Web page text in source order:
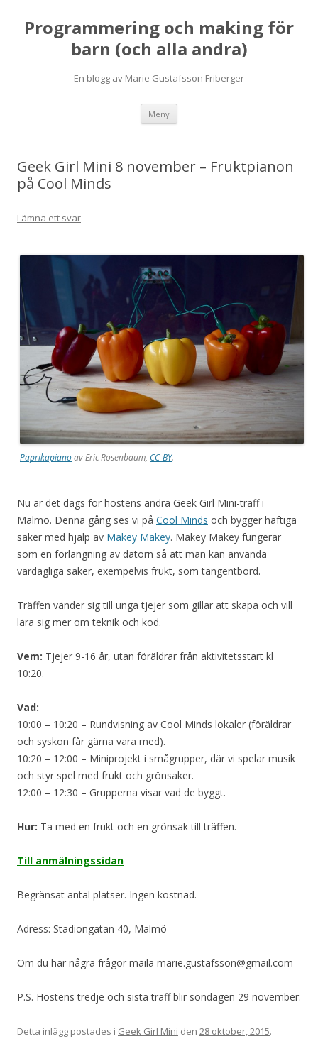
Programmering och making för
barn (och alla andra)
En blogg av Marie Gustafsson Friberger
Meny
Geek Girl Mini 8 november – Fruktpianon
på Cool Minds
Lämna ett svar
Paprikapianoav Eric Rosenbaum, CC-BY.
Nu är det dags för höstens andra Geek Girl Mini-träff i
Malmö. Denna gång ses vi på Cool Minds och bygger häftiga
saker med hjälp av Makey Makey. Makey Makey fungerar
som en förlängning av datorn så att man kan använda
vardagliga saker, exempelvis frukt, som tangentbord.
Träffen vänder sig till unga tjejer som gillar att skapa och vill
lära sig mer om teknik och kod.
Vem: Tjejer 9-16 år, utan föräldrar från aktivitetsstart kl
10:20.
Vad:
10:00 – 10:20 – Rundvisning av Cool Minds lokaler (föräldrar
och syskon får gärna vara med).
10:20 – 12:00 – Miniprojekt i smågrupper, där vi spelar musik
och styr spel med frukt och grönsaker.
12:00 – 12:30 – Grupperna visar vad de byggt.
Hur: Ta med en frukt och en grönsak till träffen.
Till anmälningssidan
Begränsat antal platser. Ingen kostnad.
Adress: Stadiongatan 40, Malmö
Om du har några frågor maila marie.gustafsson@gmail.com
P.S. Höstens tredje och sista träff blir söndagen 29 november.
Detta inlägg postades i Geek Girl Mini den 28 oktober, 2015.